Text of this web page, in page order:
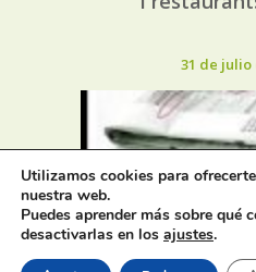
31 de julio
Oferta de Trabajo:
DE AYUDA A
Utilizamos cookies para
nuestra web.
Puedes aprender más sobre qué
desactivarlas en los ajustes.